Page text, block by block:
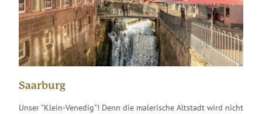
Saarburg
Unser "Klein-Venedig"! Denn die malerische Altstadt wird nicht